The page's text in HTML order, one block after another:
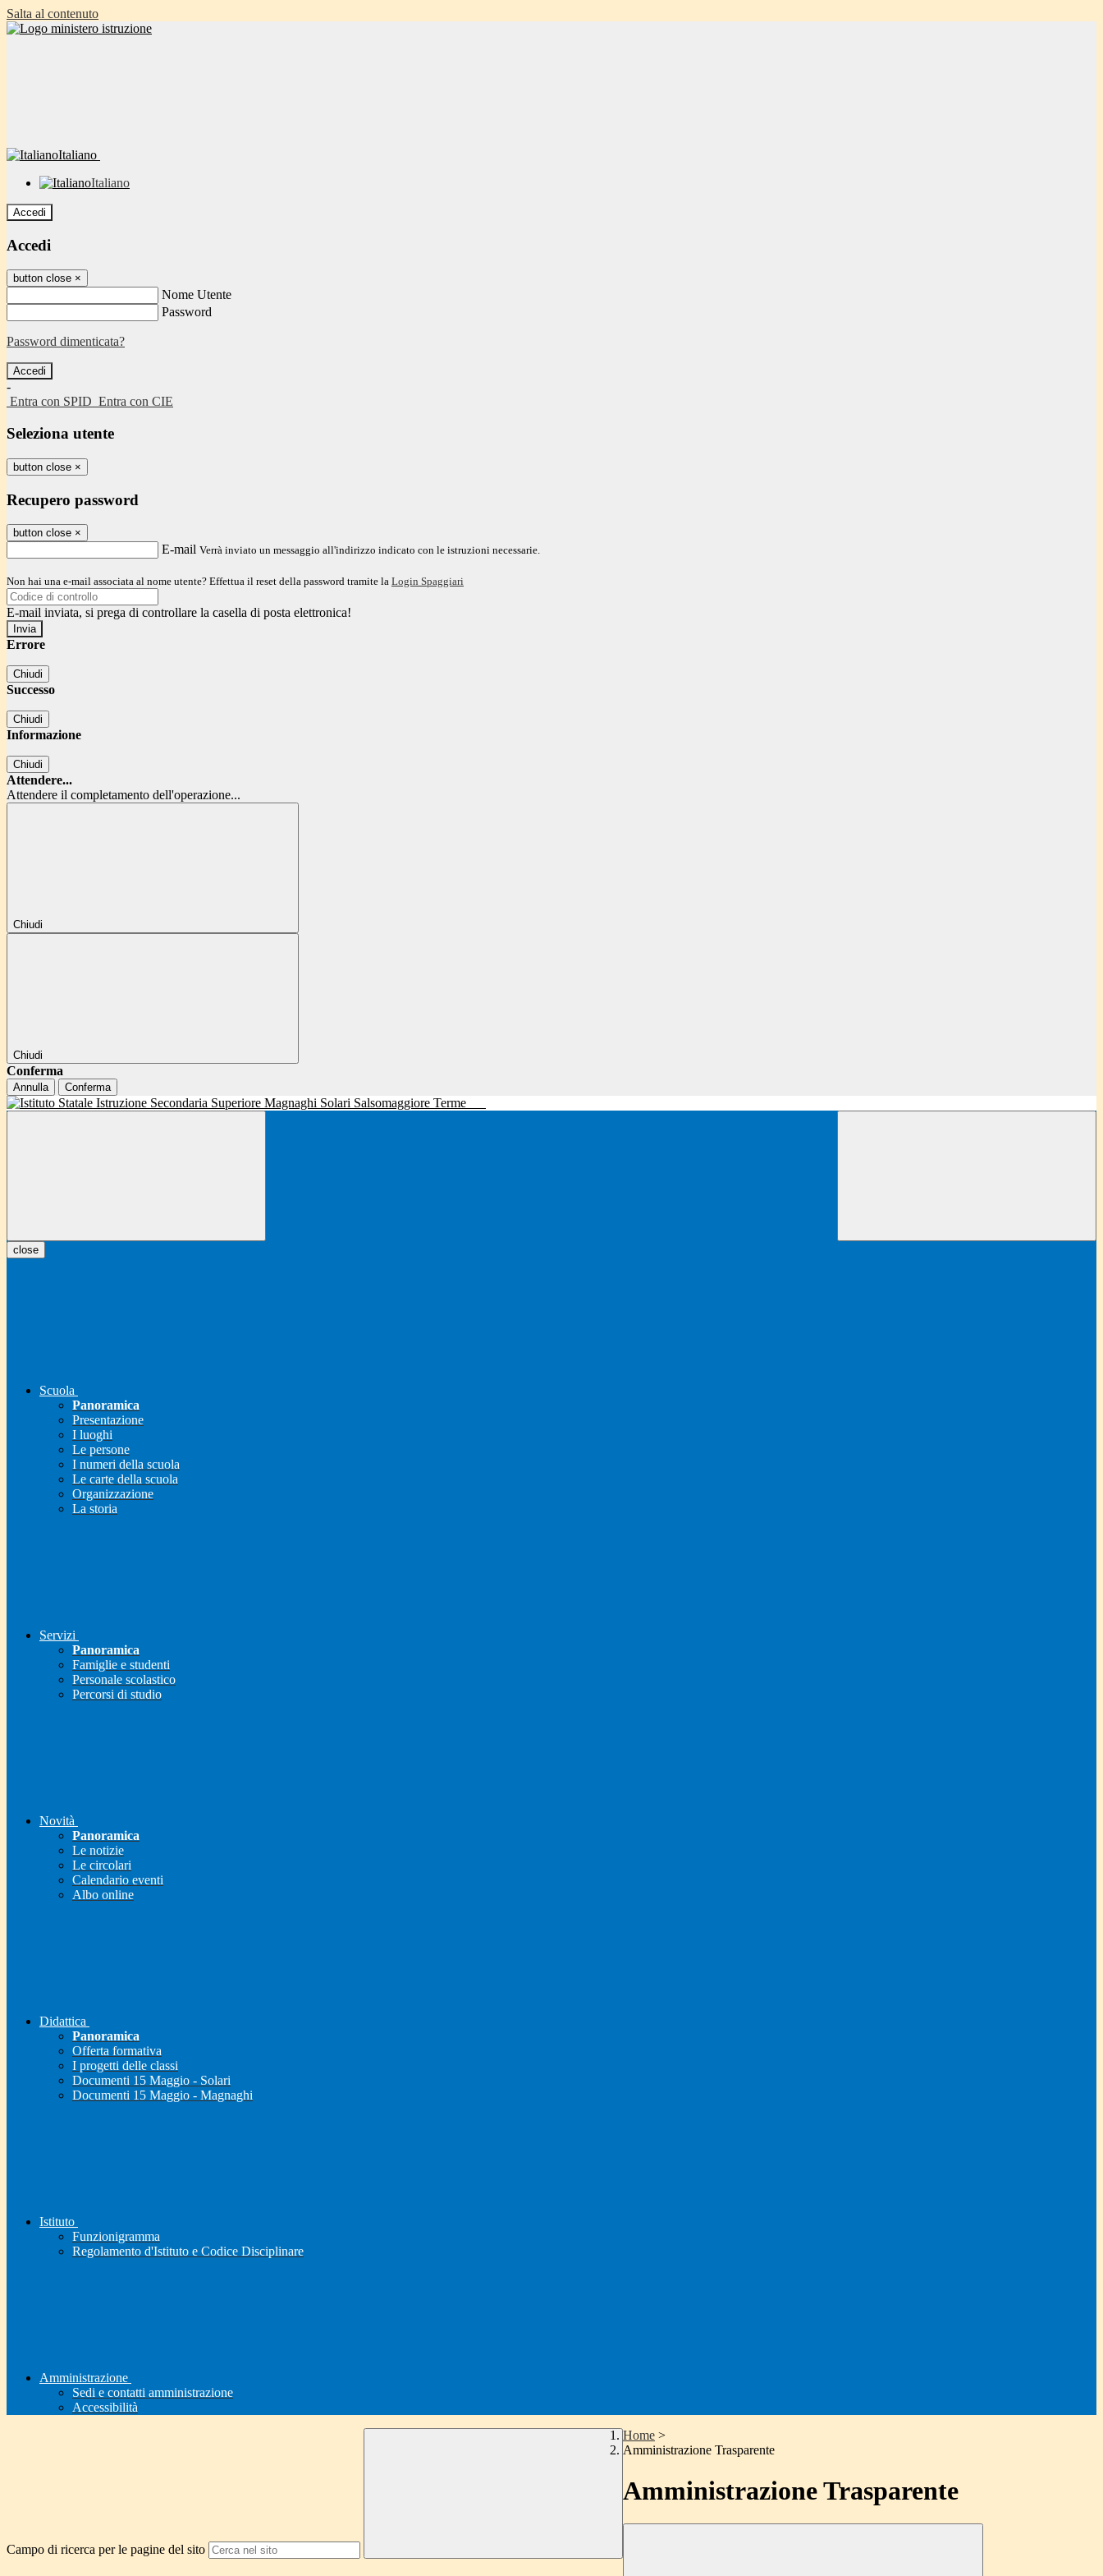
Salta al contenuto
Italiano
Italiano
Accedi
Accedi
button close ×
Nome Utente
Password
Password dimenticata?
-
Entra con SPID Entra con CIE
Seleziona utente
button close ×
Recupero password
button close ×
E-mail Verrà inviato un messaggio all'indirizzo indicato con le istruzioni necessarie.
Non hai una e-mail associata al nome utente? Effettua il reset della password tramite la Login Spaggiari
E-mail inviata, si prega di controllare la casella di posta elettronica!
Errore
Chiudi
Successo
Chiudi
Informazione
Chiudi
Attendere...
Attendere il completamento dell'operazione...
Chiudi
Chiudi
Conferma
Annulla Conferma
close
Scuola
Panoramica
Presentazione
I luoghi
Le persone
I numeri della scuola
Le carte della scuola
Organizzazione
La storia
Servizi
Panoramica
Famiglie e studenti
Personale scolastico
Percorsi di studio
Novità
Panoramica
Le notizie
Le circolari
Calendario eventi
Albo online
Didattica
Panoramica
Offerta formativa
I progetti delle classi
Documenti 15 Maggio - Solari
Documenti 15 Maggio - Magnaghi
Istituto
Funzionigramma
Regolamento d'Istituto e Codice Disciplinare
Amministrazione
Sedi e contatti amministrazione
Accessibilità
Campo di ricerca per le pagine del sito
Home >
Amministrazione Trasparente
Amministrazione Trasparente